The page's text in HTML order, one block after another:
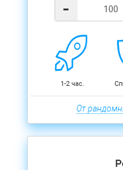
-
1-2 час.
От